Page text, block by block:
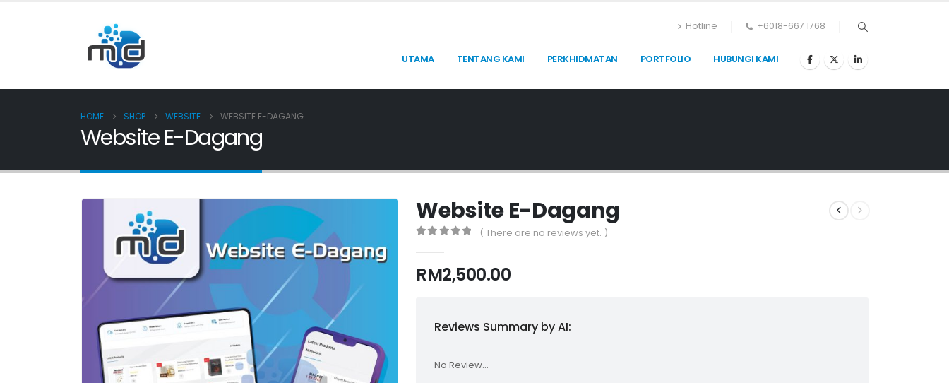
Hotline +6018-667 1768
UTAMA TENTANG KAMI PERKHIDMATAN PORTFOLIO HUBUNGI KAMI
HOME SHOP WEBSITE WEBSITE E-DAGANG
Website E-Dagang
Website E-Dagang
( There are no reviews yet. )
RM2,500.00
Reviews Summary by AI:
No Review...